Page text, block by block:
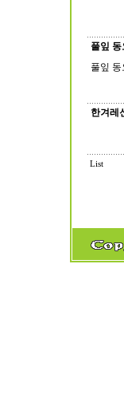
풀잎
풀잎 동
한겨레
List